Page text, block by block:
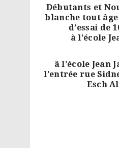
Débutants et
blanche tout
d’essai de
à l’école
ä l’école Jean
l’entrée rue
Esch